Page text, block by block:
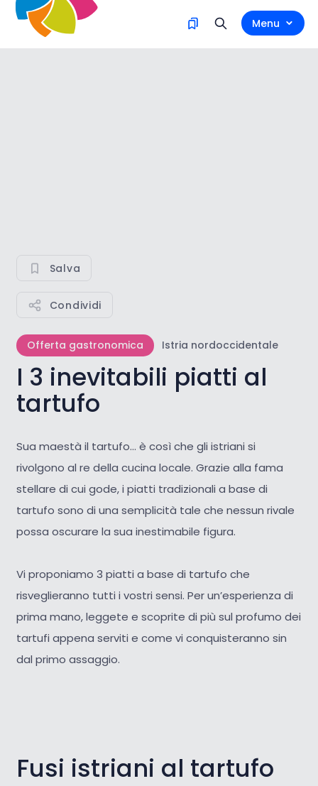
Menu
Salva
Condividi
Offerta gastronomica Istria nordoccidentale
I 3 inevitabili piatti al
tartufo
Sua maestà il tartufo... è così che gli istriani si
rivolgono al re della cucina locale. Grazie alla fama
stellare di cui gode, i piatti tradizionali a base di
tartufo sono di una semplicità tale che nessun rivale
possa oscurare la sua inestimabile figura.
Vi proponiamo 3 piatti a base di tartufo che
risveglieranno tutti i vostri sensi. Per un’esperienza di
prima mano, leggete e scoprite di più sul profumo dei
tartufi appena serviti e come vi conquisteranno sin
dal primo assaggio.
Fusi istriani al tartufo